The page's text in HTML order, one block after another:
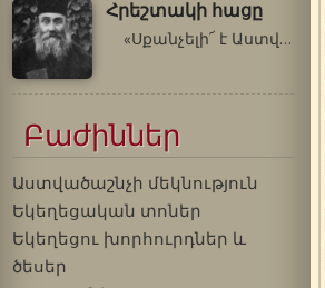
Հրեշտակի հացը
«Սքանչելի՜ է Աստված իր սրբերի…
Բաժիններ
Աստվածաշնչի մեկնություն
Եկեղեցական տոներ
Եկեղեցու խորհուրդներ և
ծեսեր